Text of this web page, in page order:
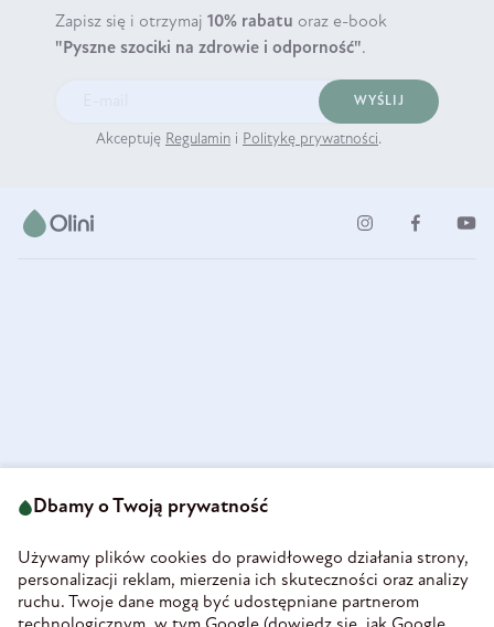
Zapisz się i otrzymaj 10% rabatu oraz e-book
"Pyszne szociki na zdrowie i odporność".
WYŚLIJ
Akceptuję Regulamin i Politykę prywatności.
58-160 Świebodzice
REGON 890213034
INFORMACJE
Dbamy o Twoją prywatność
Używamy plików cookies do prawidłowego działania strony,
personalizacji reklam, mierzenia ich skuteczności oraz analizy
ruchu. Twoje dane mogą być udostępniane partnerom